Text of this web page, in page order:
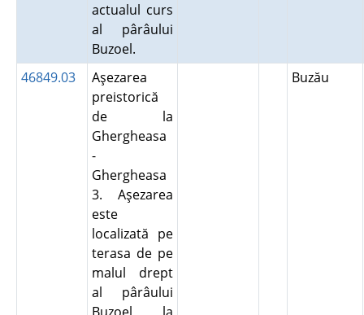
actualul curs
al pârâului
Buzoel.
46849.03
Aşezarea
preistorică
de la
Ghergheasa
-
Ghergheasa
3. Aşezarea
este
localizată pe
terasa de pe
malul drept
al pârâului
Buzău